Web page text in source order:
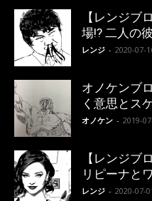
【レンジブ
場!? 二人の
レンジ - 2020-07-
オノケンブ
く意思とス
オノケン - 2019-
【レンジブ
リピーナと
レンジ - 2020-07-